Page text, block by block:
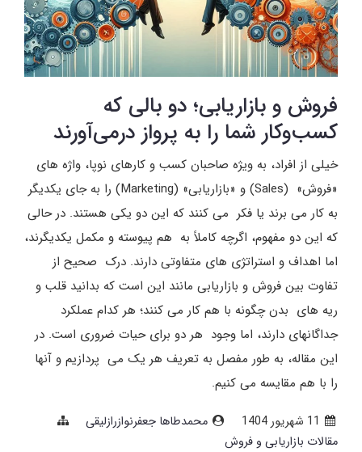
فروش و بازاریابی؛ دو بالی که
کسب‌وکار شما را به پرواز درمی‌آورند
خیلی از افراد، به ویژه صاحبان کسب و کارهای نوپا، واژه های
«فروش» (Sales) و «بازاریابی» (Marketing) را به جای یکدیگر
به کار می برند یا فکر می کنند که این دو یکی هستند. در حالی
که این دو مفهوم، اگرچه کاملاً به هم پیوسته و مکمل یکدیگرند،
اما اهداف و استراتژی های متفاوتی دارند. درک صحیح از
تفاوت بین فروش و بازاریابی مانند این است که بدانید قلب و
ریه های بدن چگونه با هم کار می کنند؛ هر کدام عملکرد
جداگانهای دارند، اما وجود هر دو برای حیات ضروری است. در
این مقاله، به طور مفصل به تعریف هر یک می پردازیم و آنها
را با هم مقایسه می کنیم.
11 شهریور 1404
محمدطاها جعفرنوازرازلیقی
مقالات بازاریابی و فروش